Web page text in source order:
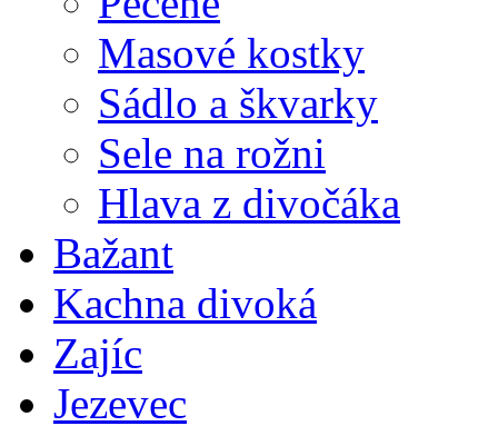
Masové kostky
Sádlo a škvarky
Sele na rožni
Hlava z divočáka
Bažant
Kachna divoká
Zajíc
Jezevec